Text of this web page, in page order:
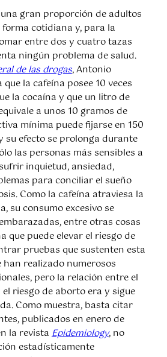
gran proporción de adultos
cotidiana y, para la
entre dos y cuatro tazas
ningún problema de salud.
de las drogas, Antonio
la cafeína posee 10 veces
la cocaína y que un litro de
a unos 10 gramos de
mínima puede fijarse en 150
su efecto se prolonga durante
las personas más sensibles a
inquietud, ansiedad,
para conciliar el sueño
Como la cafeína atraviesa la
su consumo excesivo se
entre otras cosas
que puede elevar el riesgo de
pruebas que sustenten esta
han realizado numerosos
pero la relación entre el
riesgo de aborto era y sigue
Como muestra, basta citar
publicados en enero de
la revistaEpidemiology, no
estadísticamente